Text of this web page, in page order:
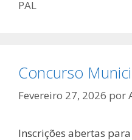
PAL
Concurso
Fevereiro 27, 2026 por
Inscrições abertas